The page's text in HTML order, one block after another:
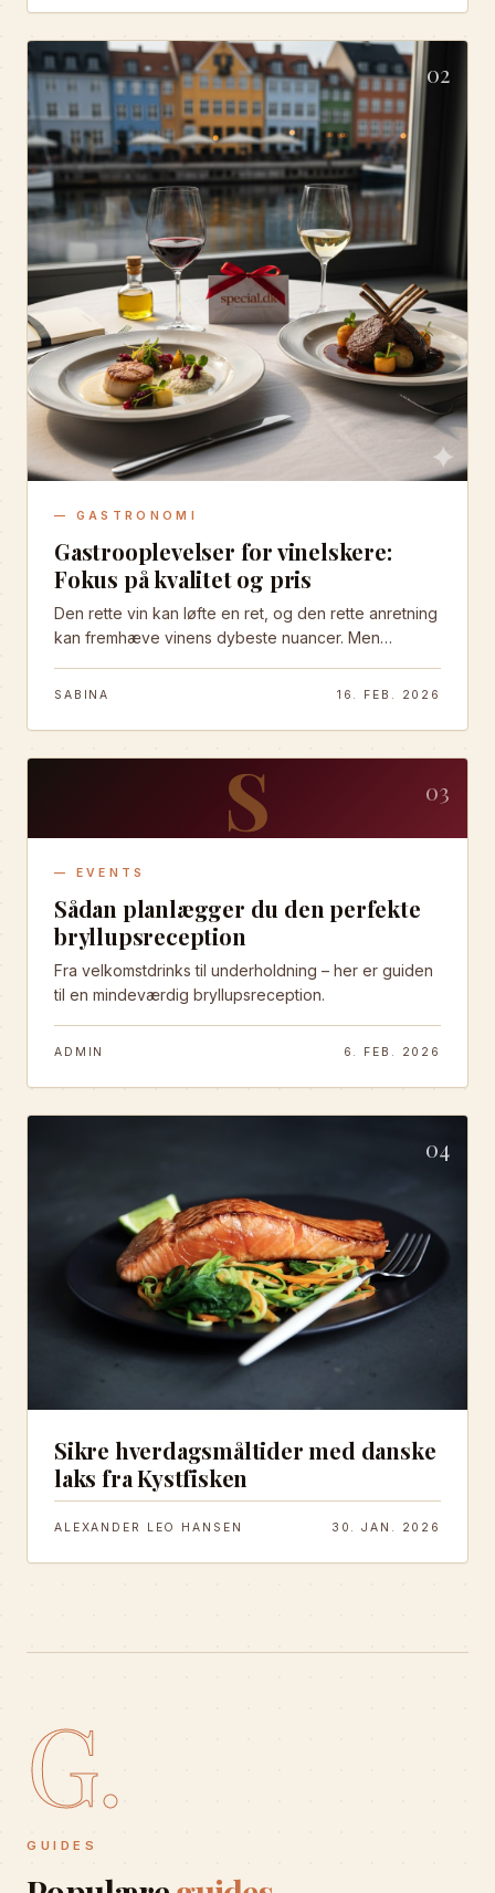
02
— GASTRONOMI
Gastrooplevelser for vinelskere:
Fokus på kvalitet og pris
Den rette vin kan løfte en ret, og den rette anretning
kan fremhæve vinens dybeste nuancer. Men
hvor kvalitet og pris rent faktisk følges ad? Vi har
nyder) en uforglemmelig gastrooplevelse, hvor
passionerede kokke og kuraterede vinkort skaber
magi – uden at det vælter budgettet.
SABINA 16. FEB. 2026
S 03
— EVENTS
Sådan planlægger du den perfekte
bryllupsreception
Fra velkomstdrinks til underholdning – her er guiden
til en mindeværdig bryllupsreception.
ADMIN 6. FEB. 2026
04
Sikre hverdagsmåltider med danske
laks fra Kystfisken
ALEXANDER LEO HANSEN 30. JAN. 2026
G.
GUIDES